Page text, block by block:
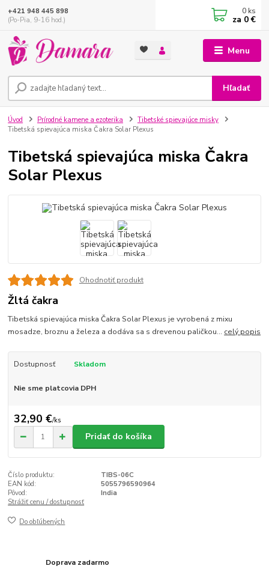
Menu
Hľadať
+421 948 445 898
(Po-Pia, 9-16 hod.)
0 ks
za 0 €
Úvod Prírodné kamene a ezoterika
Tibetské spievajúce misky
Tibetská spievajúca miska Čakra Solar Plexus
Tibetská spievajúca miska Čakra
Solar Plexus
Ohodnotiť produkt
Žltá čakra
Tibetská spievajúca miska Čakra Solar Plexus je vyrobená z mixu
mosadze, broznu a železa a dodáva sa s drevenou paličkou... celý popis
Dostupnosť Skladom
Nie sme platcovia DPH
32,90 €/ks
Pridať do košíka
Číslo produktu:
TIBS-06C
EAN kód:
5055796590964
Pôvod:
India
Strážiť cenu / dostupnosť
Do obľúbených
Doprava zadarmo